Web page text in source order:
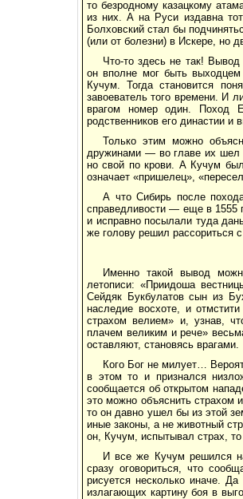
то безродному казацкому
из них. А на Руси издавна
Болховский стал бы
(или от болезни) в Искере, но
Что-то здесь не так!
он вполне мог быть выходцем
Кучум. Тогда становится
завоеватель того времени. И
врагом номер один. Поход
родственников его династии и
Только этим можно
дружинами — во главе их шел
но свой по крови. А Кучум
означает «пришелец»,
А что Сибирь после
справедливости — еще в 1555
и исправно посылали туда
же голову решил рассориться
Именно такой вывод
летописи: «Приидоша
Сейдяк Букбулатов сын из
наследие восхоте, и
страхом велием» и, узнав,
плачем великим и рече»
оставляют, становясь врагами.
Кого Бог не милует…
в этом то и признался
сообщается об открытом
это можно объяснить страхом
то он давно ушел бы из этой
иные законы, а не животный
он, Кучум, испытывал страх,
И все же Кучум решился
сразу оговориться, что
рисуется несколько иначе.
излагающих картину боя в